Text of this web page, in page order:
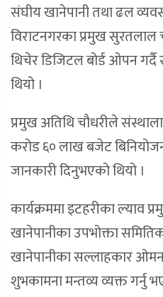
संघीय खानेपानी तथा ढल
विराटनगरका प्रमुख सुरतलाल
थिचेर डिजिटल बोर्ड ओपन
थियो ।
प्रमुख अतिथि चौधरीले
करोड ६० लाख बजेट
जानकारी दिनुभएको थियो ।
कार्यक्रममा इटहरीका ल्याव
खानेपानीका उपभोक्ता
खानेपानीका सल्लाहकार
शुभकामना मन्तव्य व्यक्त गर्नु